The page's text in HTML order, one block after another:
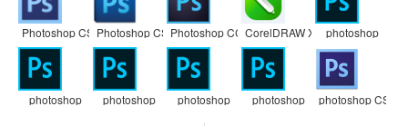
Photoshop CS6Photoshop CS5Photoshop CC CorelDRAW X7 photoshop
photoshop photoshop photoshop photoshop photoshop CS3